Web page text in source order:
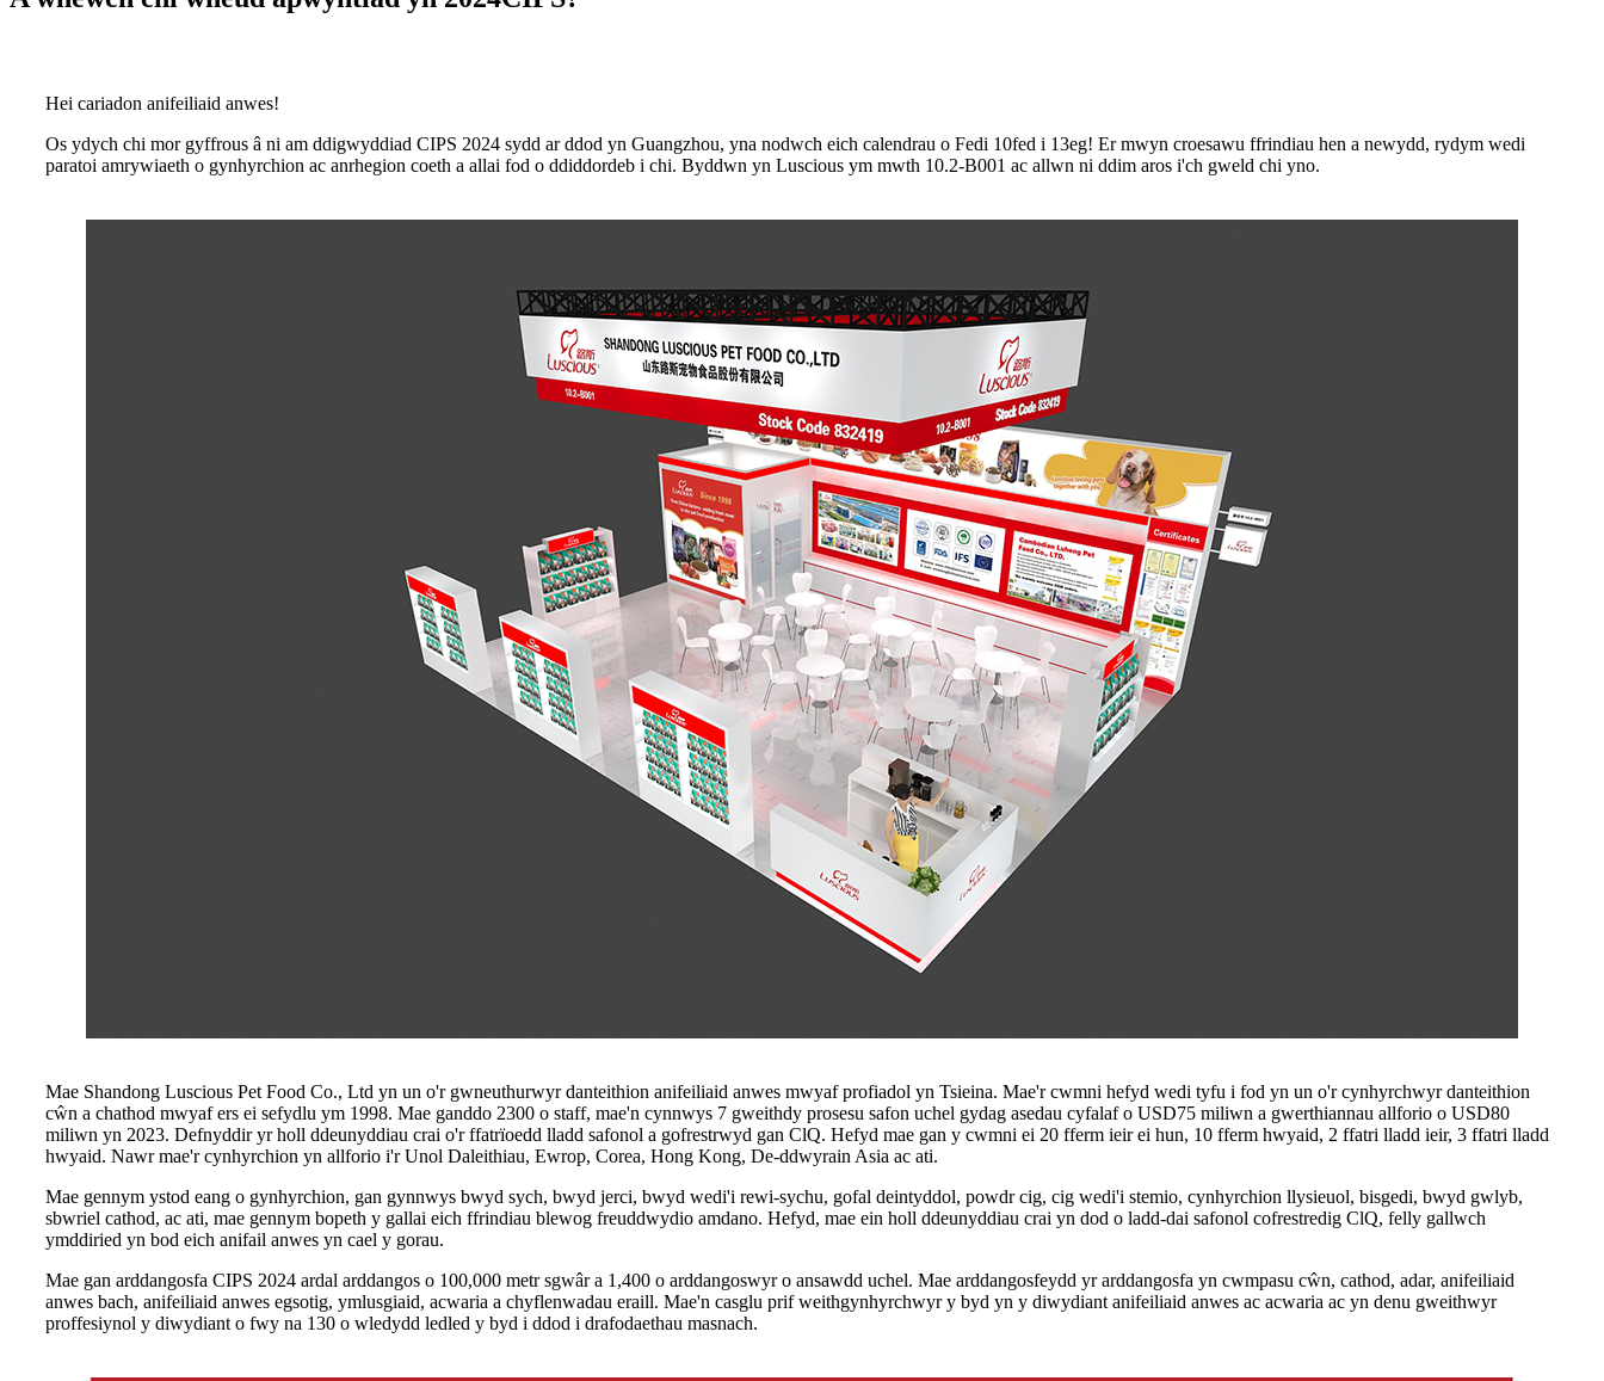
Hei cariadon anifeiliaid anwes!
Os ydych chi mor gyffrous â ni am ddigwyddiad CIPS 2024 sydd ar ddod yn Guangzhou, yna nodwch eich calendrau o Fedi 10fed i 13eg! Er mwyn croesawu ffrindiau hen a newydd, rydym wedi
paratoi amrywiaeth o gynhyrchion ac anrhegion coeth a allai fod o ddiddordeb i chi. Byddwn yn Luscious ym mwth 10.2-B001 ac allwn ni ddim aros i'ch gweld chi yno.
Mae Shandong Luscious Pet Food Co., Ltd yn un o'r gwneuthurwyr danteithion anifeiliaid anwes mwyaf profiadol yn Tsieina. Mae'r cwmni hefyd wedi tyfu i fod yn un o'r cynhyrchwyr danteithion
cŵn a chathod mwyaf ers ei sefydlu ym 1998. Mae ganddo 2300 o staff, mae'n cynnwys 7 gweithdy prosesu safon uchel gydag asedau cyfalaf o USD75 miliwn a gwerthiannau allforio o USD80
miliwn yn 2023. Defnyddir yr holl ddeunyddiau crai o'r ffatrïoedd lladd safonol a gofrestrwyd gan ClQ. Hefyd mae gan y cwmni ei 20 fferm ieir ei hun, 10 fferm hwyaid, 2 ffatri lladd ieir, 3 ffatri lladd
hwyaid. Nawr mae'r cynhyrchion yn allforio i'r Unol Daleithiau, Ewrop, Corea, Hong Kong, De-ddwyrain Asia ac ati.
Mae gennym ystod eang o gynhyrchion, gan gynnwys bwyd sych, bwyd jerci, bwyd wedi'i rewi-sychu, gofal deintyddol, powdr cig, cig wedi'i stemio, cynhyrchion llysieuol, bisgedi, bwyd gwlyb,
sbwriel cathod, ac ati, mae gennym bopeth y gallai eich ffrindiau blewog freuddwydio amdano. Hefyd, mae ein holl ddeunyddiau crai yn dod o ladd-dai safonol cofrestredig ClQ, felly gallwch
ymddiried yn bod eich anifail anwes yn cael y gorau.
Mae gan arddangosfa CIPS 2024 ardal arddangos o 100,000 metr sgwâr a 1,400 o arddangoswyr o ansawdd uchel. Mae arddangosfeydd yr arddangosfa yn cwmpasu cŵn, cathod, adar, anifeiliaid
anwes bach, anifeiliaid anwes egsotig, ymlusgiaid, acwaria a chyflenwadau eraill. Mae'n casglu prif weithgynhyrchwyr y byd yn y diwydiant anifeiliaid anwes ac acwaria ac yn denu gweithwyr
proffesiynol y diwydiant o fwy na 130 o wledydd ledled y byd i ddod i drafodaethau masnach.